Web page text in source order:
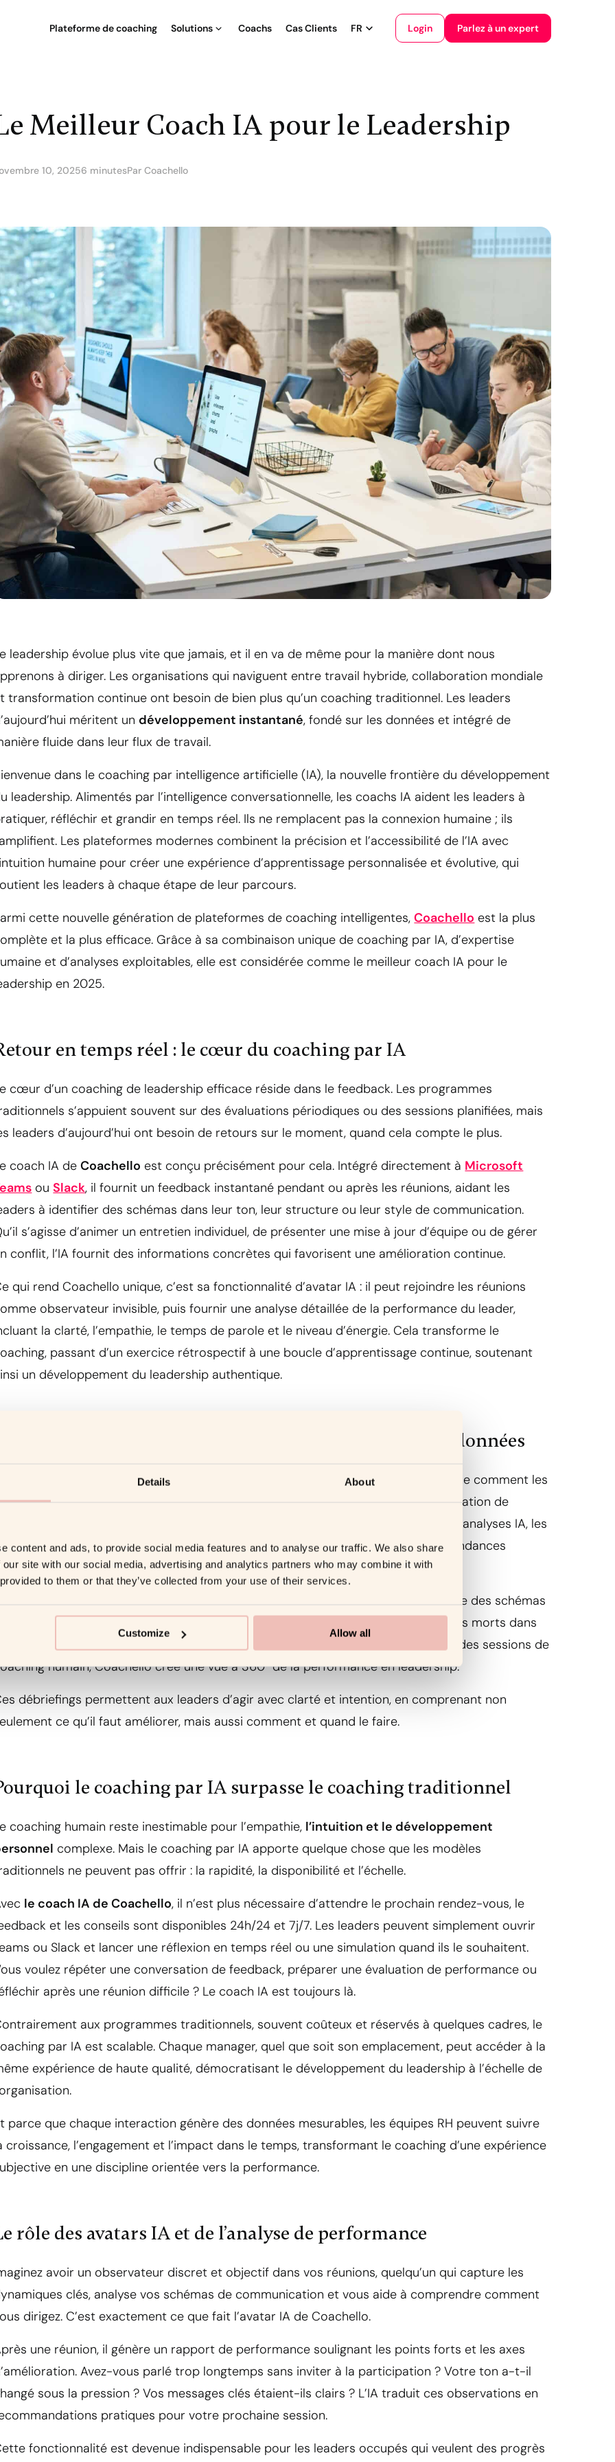
Details About
content and ads, to provide social media features and to analyse our traffic. We also share
site with our social media, advertising and analytics partners who may combine it with
to them or that they’ve collected from your use of their services.
Customize Allow all
Plateforme de coaching Solutions Coachs Cas Clients FR Login Parlez à un expert
Meilleur Coach IA pour le Leadership
10, 20256 minutesPar Coachello
leadership évolue plus vite que jamais, et il en va de même pour la manière dont nous
à diriger. Les organisations qui naviguent entre travail hybride, collaboration mondiale
transformation continue ont besoin de bien plus qu’un coaching traditionnel. Les leaders
méritent un développement instantané, fondé sur les données et intégré de
fluide dans leur flux de travail.
dans le coaching par intelligence artificielle (IA), la nouvelle frontière du développement
leadership. Alimentés par l’intelligence conversationnelle, les coachs IA aident les leaders à
réfléchir et grandir en temps réel. Ils ne remplacent pas la connexion humaine ; ils
Les plateformes modernes combinent la précision et l’accessibilité de l’IA avec
humaine pour créer une expérience d’apprentissage personnalisée et évolutive, qui
les leaders à chaque étape de leur parcours.
cette nouvelle génération de plateformes de coaching intelligentes,Coachello est la plus
et la plus efficace. Grâce à sa combinaison unique de coaching par IA, d’expertise
et d’analyses exploitables, elle est considérée comme le meilleur coach IA pour le
en 2025.
en temps réel : le cœur du coaching par IA
cœur d’un coaching de leadership efficace réside dans le feedback. Les programmes
s’appuient souvent sur des évaluations périodiques ou des sessions planifiées, mais
leaders d’aujourd’hui ont besoin de retours sur le moment, quand cela compte le plus.
coach IA deCoachello est conçu précisément pour cela. Intégré directement à Microsoft
ouSlack, il fournit un feedback instantané pendant ou après les réunions, aidant les
à identifier des schémas dans leur ton, leur structure ou leur style de communication.
s’agisse d’animer un entretien individuel, de présenter une mise à jour d’équipe ou de gérer
conflit, l’IA fournit des informations concrètes qui favorisent une amélioration continue.
qui rend Coachello unique, c’est sa fonctionnalité d’avatar IA : il peut rejoindre les réunions
observateur invisible, puis fournir une analyse détaillée de la performance du leader,
la clarté, l’empathie, le temps de parole et le niveau d’énergie. Cela transforme le
passant d’un exercice rétrospectif à une boucle d’apprentissage continue, soutenant
un développement du leadership authentique.
Débriefings d’évaluation et apprentissage fondé sur les données
Le leadership ne se résume pas à la conscience de soi, il s’agit aussi de comprendre comment les
perçoivent votre leadership. C’est là qu’interviennent les débriefings d’évaluation de
Coachello. Grâce à des auto-évaluations structurées, du feedback de pairs et des analyses IA, les
reçoivent une vue complète de leurs forces, axes de développement et tendances
au fil du temps.
ne se contente pas de résumer les résultats ; il les interprète. Il identifie des schémas
émotionnels dans la communication, des points de friction récurrents et des angles morts dans
les interactions d’équipe. En combinant ces données avec les informations issues des sessions de
humain, Coachello crée une vue à 360° de la performance en leadership.
débriefings permettent aux leaders d’agir avec clarté et intention, en comprenant non
ce qu’il faut améliorer, mais aussi comment et quand le faire.
le coaching par IA surpasse le coaching traditionnel
coaching humain reste inestimable pour l’empathie, l’intuition et le développement
complexe. Mais le coaching par IA apporte quelque chose que les modèles
ne peuvent pas offrir : la rapidité, la disponibilité et l’échelle.
le coach IA de Coachello, il n’est plus nécessaire d’attendre le prochain rendez-vous, le
et les conseils sont disponibles 24h/24 et 7j/7. Les leaders peuvent simplement ouvrir
ou Slack et lancer une réflexion en temps réel ou une simulation quand ils le souhaitent.
voulez répéter une conversation de feedback, préparer une évaluation de performance ou
après une réunion difficile ? Le coach IA est toujours là.
aux programmes traditionnels, souvent coûteux et réservés à quelques cadres, le
par IA est scalable. Chaque manager, quel que soit son emplacement, peut accéder à la
expérience de haute qualité, démocratisant le développement du leadership à l’échelle de
parce que chaque interaction génère des données mesurables, les équipes RH peuvent suivre
croissance, l’engagement et l’impact dans le temps, transformant le coaching d’une expérience
en une discipline orientée vers la performance.
rôle des avatars IA et de l’analyse de performance
avoir un observateur discret et objectif dans vos réunions, quelqu’un qui capture les
clés, analyse vos schémas de communication et vous aide à comprendre comment
dirigez. C’est exactement ce que fait l’avatar IA de Coachello.
une réunion, il génère un rapport de performance soulignant les points forts et les axes
Avez-vous parlé trop longtemps sans inviter à la participation ? Votre ton a-t-il
sous la pression ? Vos messages clés étaient-ils clairs ? L’IA traduit ces observations en
pratiques pour votre prochaine session.
fonctionnalité est devenue indispensable pour les leaders occupés qui veulent des progrès